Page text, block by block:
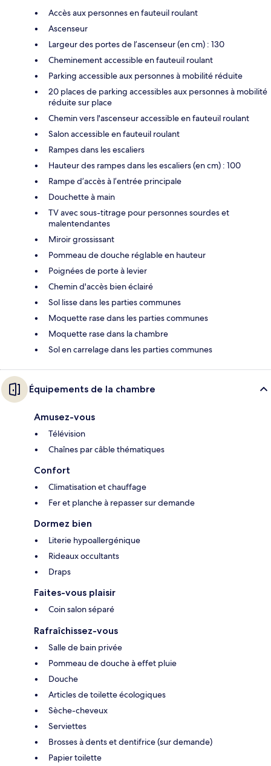
Accès aux personnes en fauteuil roulant
Ascenseur
Largeur des portes de l’ascenseur (en cm) : 130
Cheminement accessible en fauteuil roulant
Parking accessible aux personnes à mobilité réduite
20 places de parking accessibles aux personnes à mobilité
réduite sur place
Chemin vers l'ascenseur accessible en fauteuil roulant
Salon accessible en fauteuil roulant
Rampes dans les escaliers
Hauteur des rampes dans les escaliers (en cm) : 100
Rampe d’accès à l’entrée principale
Douchette à main
TV avec sous-titrage pour personnes sourdes et
malentendantes
Miroir grossissant
Pommeau de douche réglable en hauteur
Poignées de porte à levier
Chemin d'accès bien éclairé
Sol lisse dans les parties communes
Moquette rase dans les parties communes
Moquette rase dans la chambre
Sol en carrelage dans les parties communes
Équipements de la chambre
Amusez-vous
Télévision
Chaînes par câble thématiques
Confort
Climatisation et chauffage
Fer et planche à repasser sur demande
Dormez bien
Literie hypoallergénique
Rideaux occultants
Draps
Faites-vous plaisir
Coin salon séparé
Rafraîchissez-vous
Salle de bain privée
Pommeau de douche à effet pluie
Douche
Articles de toilette écologiques
Sèche-cheveux
Serviettes
Brosses à dents et dentifrice (sur demande)
Papier toilette